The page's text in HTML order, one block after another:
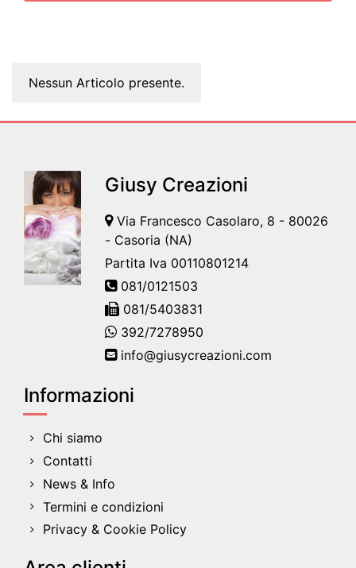
Nessun Articolo presente.
Giusy Creazioni
Via Francesco Casolaro, 8 - 80026
- Casoria (NA)
Partita Iva 00110801214
081/0121503
081/5403831
392/7278950
info@giusycreazioni.com
Informazioni
Chi siamo
Contatti
News & Info
Termini e condizioni
Privacy & Cookie Policy